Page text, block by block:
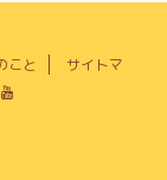
こと
サイトマ